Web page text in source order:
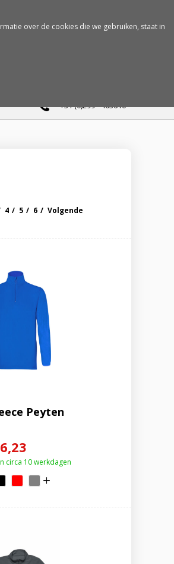
+31 (0)299 - 463610
4 5 6 Volgende
Peyten
circa 10 werkdagen
over de cookies die we gebruiken, staat in